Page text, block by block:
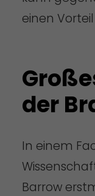
einen
der
In einem
Barrow